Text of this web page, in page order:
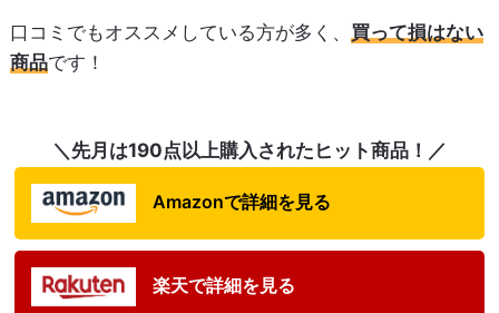
口コミでもオススメしている方が多く、 買って損はない
商品です！
＼先月は190点以上購入されたヒット商品！／
Amazonで詳細を見る
楽天で詳細を見る